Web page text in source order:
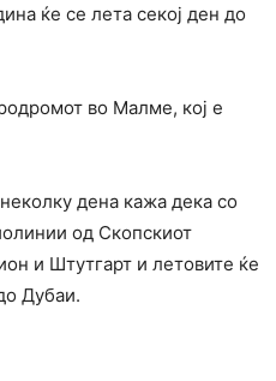
ќе се лета секој ден до
во Малме, кој е
дена кажа дека со
од Скопскиот
и Штутгарт и летовите ќе
Дубаи.